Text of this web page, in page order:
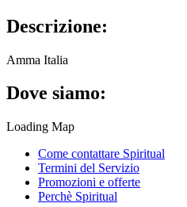
Descrizione:
Amma Italia
Dove siamo:
Loading Map
Come contattare Spiritual
Termini del Servizio
Promozioni e offerte
Perchè Spiritual